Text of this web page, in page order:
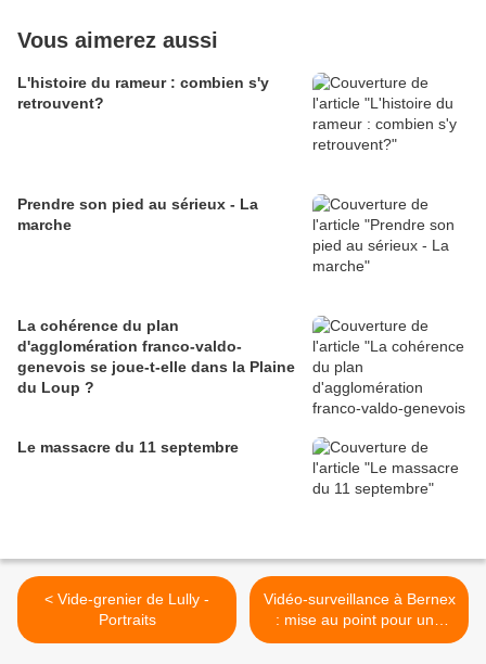
Vous aimerez aussi
L'histoire du rameur : combien s'y
retrouvent?
Prendre son pied au sérieux - La
marche
La cohérence du plan
d'agglomération franco-valdo-
genevois se joue-t-elle dans la Plaine
du Loup ?
Le massacre du 11 septembre
< Vide-grenier de Lully -
Portraits
Vidéo-surveillance à Bernex
: mise au point pour une
"mémoire temporaire de